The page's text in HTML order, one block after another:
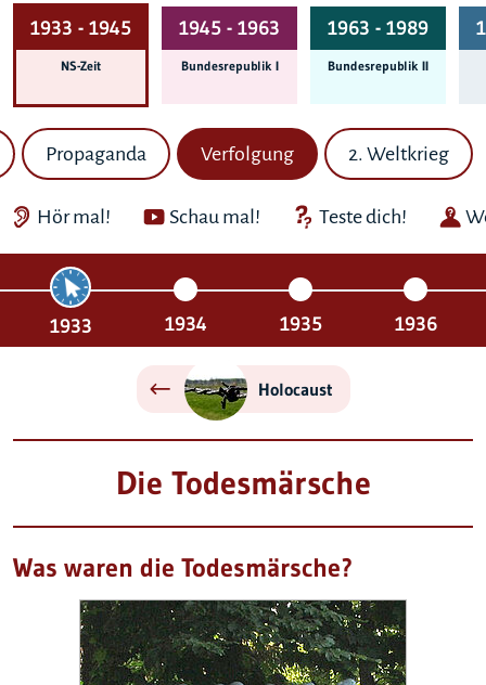
1933 - 1945
NS-Zeit
1945 - 1963
Bundes­republik I
1963 - 1989
Bundes­republik II
Propaganda Verfolgung 2. Weltkrieg
Hör mal! Schau mal! Teste dich!
1933 1934 1935 1936
Holocaust
Die Todesmärsche
Was waren die Todesmärsche?